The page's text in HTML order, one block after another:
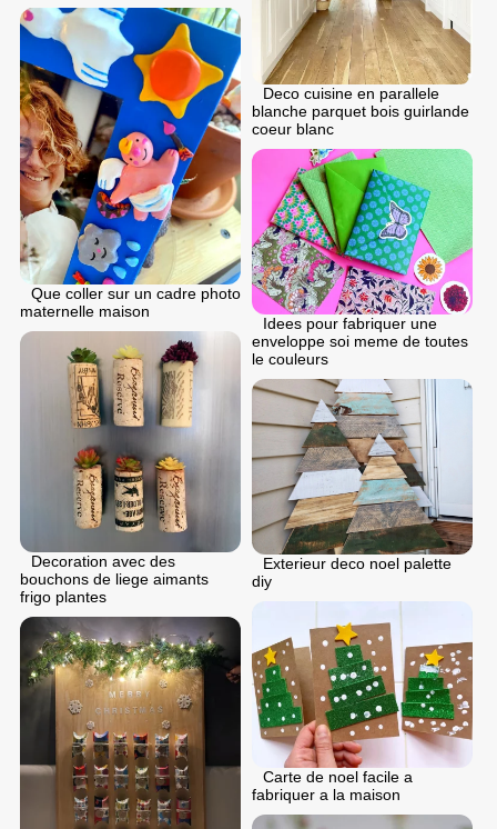
Deco cuisine en parallele
blanche parquet bois guirlande
coeur blanc
Que coller sur un cadre photo
maternelle maison
Idees pour fabriquer une
enveloppe soi meme de toutes
le couleurs
Decoration avec des
bouchons de liege aimants
frigo plantes
Exterieur deco noel palette
diy
Carte de noel facile a
fabriquer a la maison